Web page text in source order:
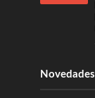
Novedades